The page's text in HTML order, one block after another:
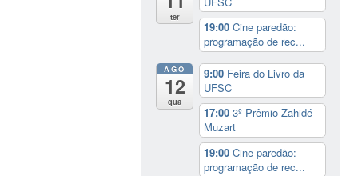
ter
19:00Cine paredão:
programação de rec...
AGO
12
qua
9:00 Feira do Livro da
UFSC
17:003º Prêmio Zahidé
Muzart
19:00Cine paredão:
programação de rec...